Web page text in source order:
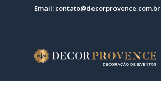
Email: contato@decorprovence.com.br